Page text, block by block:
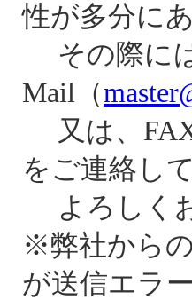
性が多分に
その際に
Mail（
又は、FAX
をご連絡し
よろしく
※弊社から
が送信エラ